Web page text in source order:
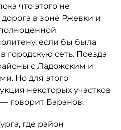
что этого не
в зоне Ржевки и
если бы была
городскую сеть. Поезда
с Ладожским и
Но для этого
некоторых участков
говорит Баранов.
где район